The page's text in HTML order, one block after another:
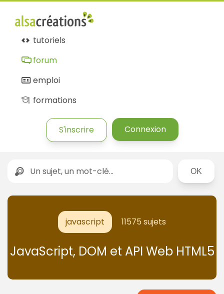
Forum
Alsacréations
tutoriels
forum
emploi
formations
S'inscrire Connexion
Rechercher
javascript 11575 sujets
JavaScript, DOM et API Web HTML5